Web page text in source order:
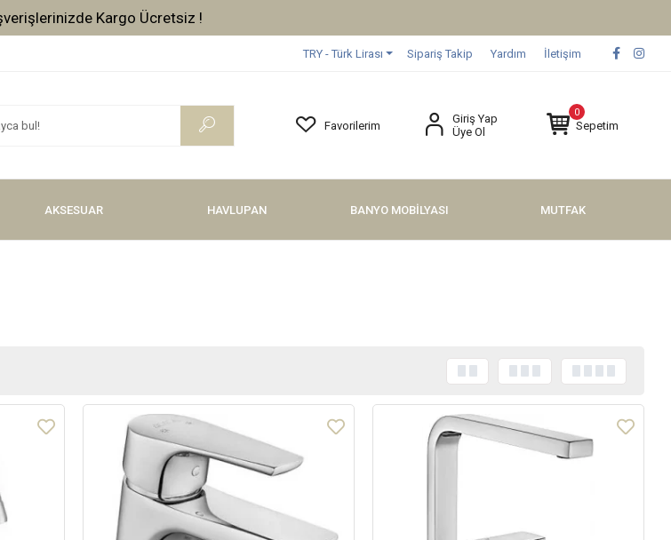
TRY - Türk Lirası Sipariş Takip Yardım İletişim
Favorilerim
Giriş Yap
Üye Ol
0
Sepetim
AKSESUAR HAVLUPAN BANYO MOBİLYASI MUTFAK